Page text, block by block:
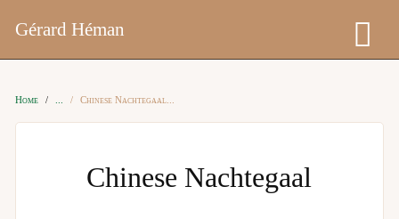
Gérard Héman
Home Chinese Nachtegaal
Chinese Nachtegaal